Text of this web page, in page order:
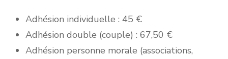
Adhésion individuelle : 45 €
Adhésion double (couple) : 67,50 €
Adhésion personne morale (associations,